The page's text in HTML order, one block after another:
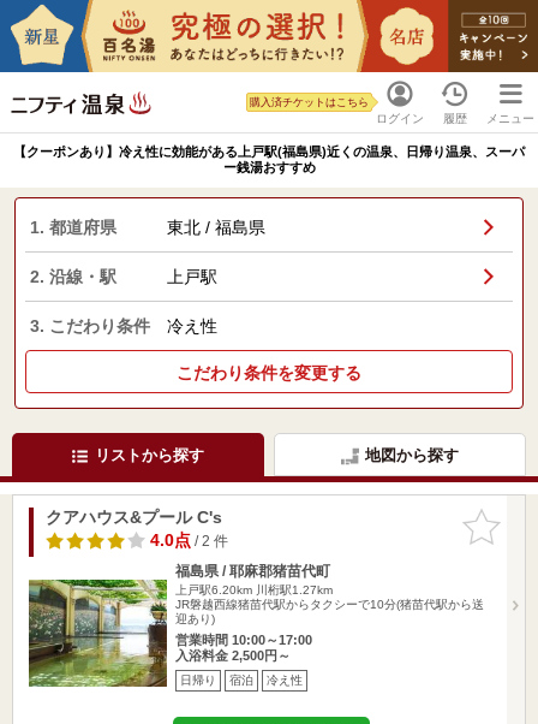
ログイン
購入済チケットはこちら
履歴 メニュー
【クーポンあり】冷え性に効能がある上戸駅(福島県)近くの温泉、日帰り温泉、スーパ
ー銭湯おすすめ
1. 都道府県 東北 / 福島県
2. 沿線・駅 上戸駅
3. こだわり条件 冷え性
こだわり条件を変更する
リストから探す 地図から探す
お気に入
りに追加
クアハウス&プール C's
4.0点/ 2 件
福島県 / 耶麻郡猪苗代町
上戸駅6.20km
川桁駅1.27km
JR磐越西線猪苗代駅からタクシーで10分(猪苗代駅から送
迎あり)
営業時間 10:00～17:00
入浴料金 2,500円～
日帰り 宿泊 冷え性